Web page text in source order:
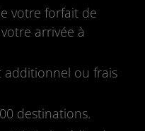
votre forfait de
arrivée à
additionnel ou frais
destinations.